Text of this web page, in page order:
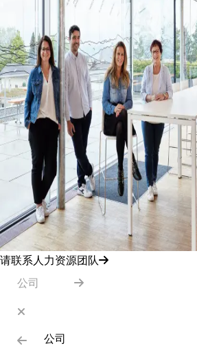
请联系人力资源团队
公司
公司